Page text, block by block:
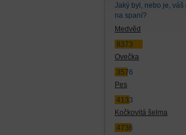
Jaký byl, nebo je,
na spaní?
Medvěd
8373
Ovečka
3576
Pes
4133
Kočkovitá šelma
4736